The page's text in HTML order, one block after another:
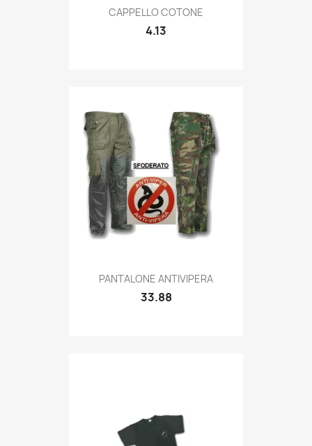
Quick view
CAPPELLO COTONE
4.13
Quick view
PANTALONE ANTIVIPERA
33.88